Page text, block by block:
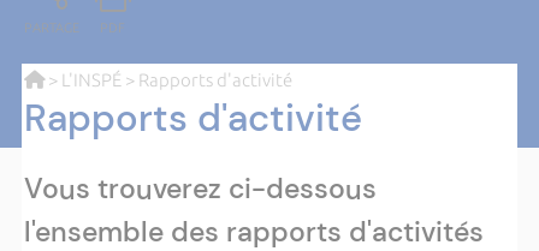
PARTAGE PDF
> L'INSPÉ > Rapports d'activité
Rapports d'activité
Vous trouverez ci-dessous
l'ensemble des rapports d'activités